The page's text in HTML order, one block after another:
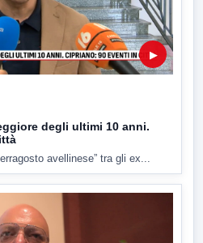
▶
degli ultimi 10 anni.
avellinese” tra gli ex...